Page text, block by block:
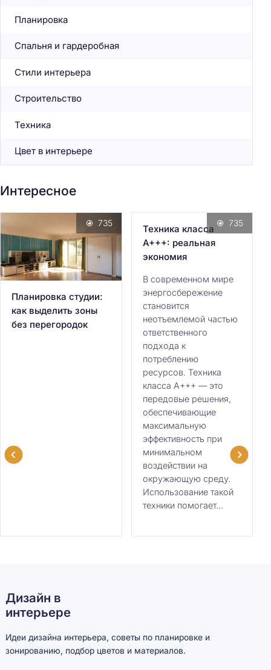
Планировка
Спальня и гардеробная
Стили интерьера
Строительство
Техника
Цвет в интерьере
Интересное
Планировка студии:
как выделить зоны
без перегородок
735
Техника класса
А+++: реальная
экономия
В современном мире
энергосбережение
становится
неотъемлемой частью
ответственного
подхода к
потреблению
ресурсов. Техника
класса А+++ — это
передовые решения,
обеспечивающие
максимальную
эффективность при
минимальном
воздействии на
окружающую среду.
Использование такой
техники помогает...
735
Дизайн в
интерьере
Идеи дизайна интерьера, советы по планировке и
зонированию, подбор цветов и материалов.